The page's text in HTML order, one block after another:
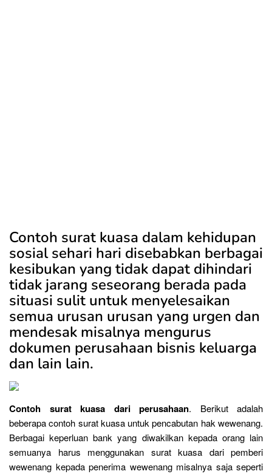
Contoh surat kuasa dalam kehidupan
sosial sehari hari disebabkan berbagai
kesibukan yang tidak dapat dihindari
tidak jarang seseorang berada pada
situasi sulit untuk menyelesaikan
semua urusan urusan yang urgen dan
mendesak misalnya mengurus
dokumen perusahaan bisnis keluarga
dan lain lain.
Contoh surat kuasa dari perusahaan. Berikut adalah
beberapa contoh surat kuasa untuk pencabutan hak wewenang.
Berbagai keperluan bank yang diwakilkan kepada orang lain
semuanya harus menggunakan surat kuasa dari pemberi
wewenang kepada penerima wewenang misalnya saja seperti